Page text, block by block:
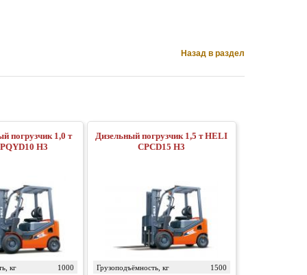
Назад в раздел
погрузчик 1,0 т
H3
кг 1000
Дизельный погрузчик 1,5 т HELI
CPСD15 H3
Грузоподъёмность, кг 1500